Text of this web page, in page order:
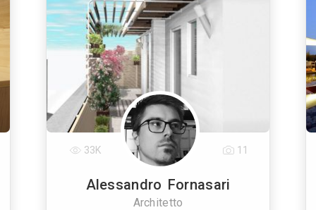
Alessandro Fornasari
Architetto
33K 11